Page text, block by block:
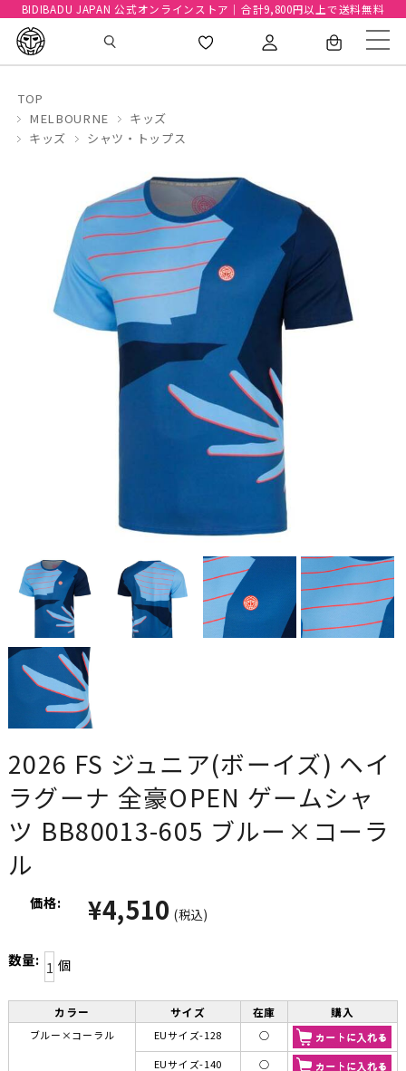
BIDIBADU JAPAN 公式オンラインストア｜合計9,800円以上で送料無料
TOP
MELBOURNE
キッズ
キッズ
シャツ・トップス
2026 FS ジュニア(ボーイズ) ヘイ
ラグーナ 全豪OPEN ゲームシャ
ツ BB80013-605 ブルー×コーラ
ル
価格: ¥4,510 (税込)
数量: 個
カラー サイズ 在庫 購入
ブルー×コーラル EUサイズ-128
○
EUサイズ-140
○